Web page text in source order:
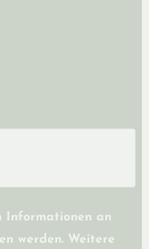
Informationen an
werden. Weitere